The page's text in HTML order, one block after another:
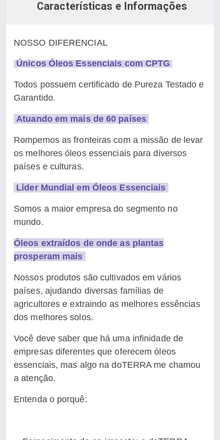
Características e Informações
NOSSO DIFERENCIAL
Únicos Óleos Essenciais com CPTG
Todos possuem certificado de Pureza Testado e
Garantido.
Atuando em mais de 60 países
Rompemos as fronteiras com a missão de levar
os melhores óleos essenciais para diversos
países e culturas.
Líder Mundial em Óleos Essenciais
Somos a maior empresa do segmento no
mundo.
Óleos extraídos de onde as plantas
prosperam mais
Nossos produtos são cultivados em vários
países, ajudando diversas famílias de
agricultores e extraindo as melhores essências
dos melhores solos.
Você deve saber que há uma infinidade de
empresas diferentes que oferecem óleos
essenciais, mas algo na doTERRA me chamou
a atenção.
Entenda o porquê: